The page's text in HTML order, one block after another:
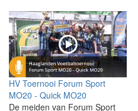
HV Toernooi Forum Sport
MO20 - Quick MO20
De meiden van Forum Sport